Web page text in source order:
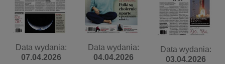
Data wydania:
07.04.2026
Data wydania:
04.04.2026
Data wydania:
03.04.2026